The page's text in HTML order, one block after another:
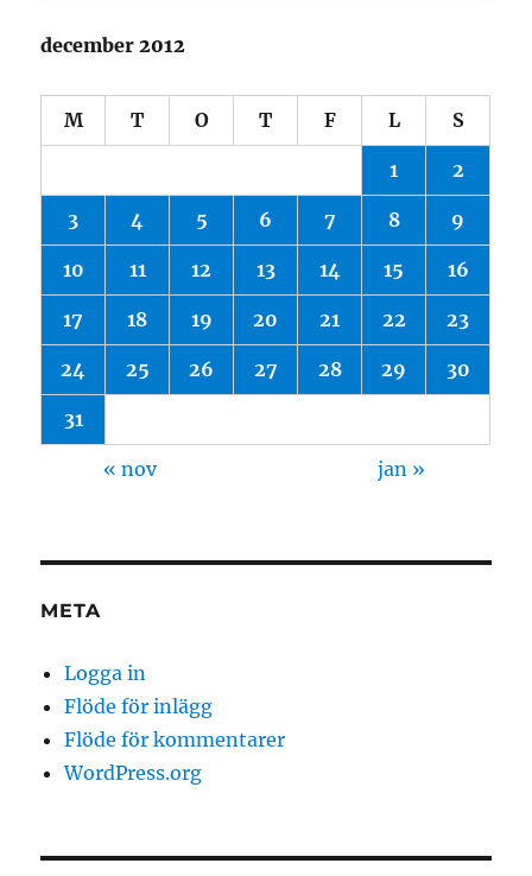
december 2012
M T O T F L S
1 2
3 4 5 6 7 8 9
10 11 12 13 14 15 16
17 18 19 20 21 22 23
24 25 26 27 28 29 30
31
« nov jan »
META
Logga in
Flöde för inlägg
Flöde för kommentarer
WordPress.org